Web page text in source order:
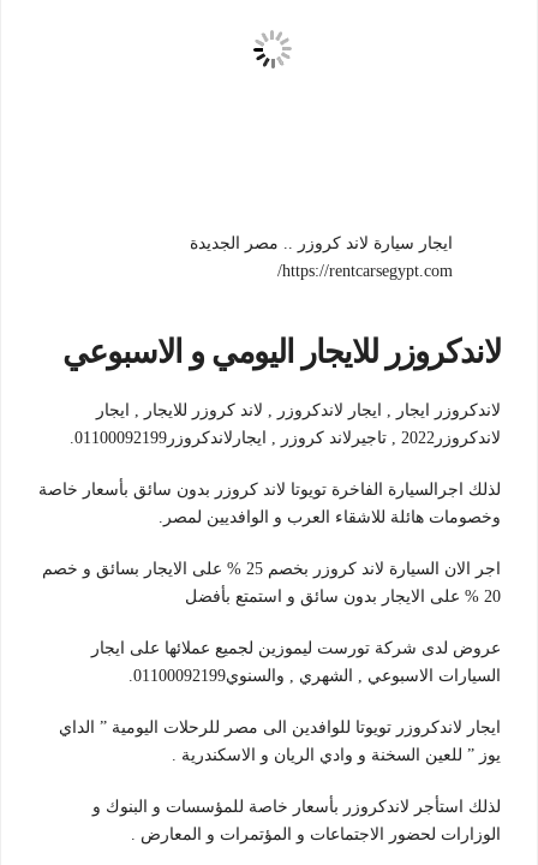
ايجار سيارة لاند كروزر .. مصر الجديدة
https://rentcarsegypt.com/
لاندكروزر للايجار اليومي و الاسبوعي
لاندكروزر ايجار , ايجار لاندكروزر , لاند كروزر للايجار , ايجار
لاندكروزر2022 , تاجيرلاند كروزر , ايجارلاندكروزر01100092199.
لذلك اجرالسيارة الفاخرة تويوتا لاند كروزر بدون سائق بأسعار خاصة
وخصومات هائلة للاشقاء العرب و الوافديين لمصر.
اجر الان السيارة لاند كروزر بخصم 25 % على الايجار بسائق و خصم
20 % على الايجار بدون سائق و استمتع بأفضل
عروض لدى شركة تورست ليموزين لجميع عملائها على ايجار
السيارات الاسبوعي , الشهري , والسنوي01100092199.
ايجار لاندكروزر تويوتا للوافدين الى مصر للرحلات اليومية ” الداي
يوز ” للعين السخنة و وادي الريان و الاسكندرية .
لذلك استأجر لاندكروزر بأسعار خاصة للمؤسسات و البنوك و
الوزارات لحضور الاجتماعات و المؤتمرات و المعارض .